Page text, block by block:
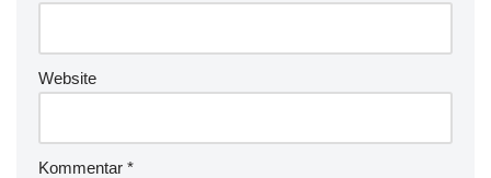
Website
Kommentar *